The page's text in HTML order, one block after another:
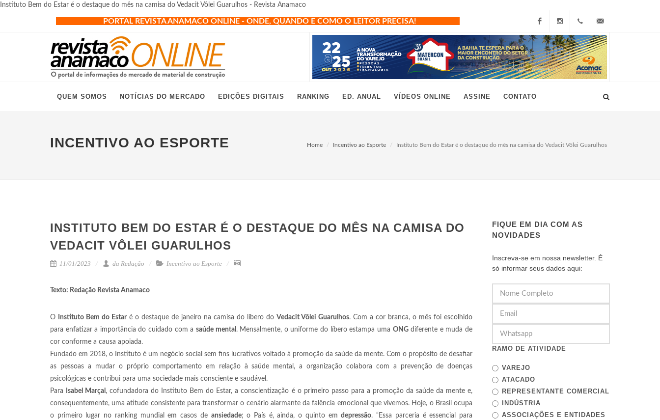
Instituto Bem do Estar é o destaque do mês na camisa do Vedacit Vôlei Guarulhos - Revista Anamaco
PORTAL REVISTA ANAMACO ONLINE - ONDE, QUANDO E COMO O LEITOR PRECISA!
FacebookInstagram
+55
(11)
grau10@grau10.com.br
QUEM SOMOS NOTÍCIAS DO MERCADO EDIÇÕES DIGITAIS RANKING ED. ANUAL VÍDEOS ONLINE ASSINE CONTATO
INCENTIVO AO ESPORTE Home Incentivo ao Esporte Instituto Bem do Estar é o destaque do mês na camisa do Vedacit Vôlei Guarulhos
INSTITUTO BEM DO ESTAR É O DESTAQUE DO MÊS NA CAMISA DO
VEDACIT VÔLEI GUARULHOS
11/01/2023 da Redação Incentivo ao Esporte
Texto: Redação Revista Anamaco
O Instituto Bem do Estar é o destaque de janeiro na camisa do líbero do Vedacit Vôlei Guarulhos. Com a cor branca, o mês foi escolhido
para enfatizar a importância do cuidado com a saúde mental . Mensalmente, o uniforme do líbero estampa uma ONGdiferente e muda de
cor conforme a causa apoiada.
Fundado em 2018, o Instituto é um negócio social sem fins lucrativos voltado à promoção da saúde da mente. Com o propósito de desafiar
as pessoas a mudar o próprio comportamento em relação à saúde mental, a organização colabora com a prevenção de doenças
psicológicas e contribui para uma sociedade mais consciente e saudável.
Para
Isabel Marçal , cofundadora do Instituto Bem do Estar, a conscientização é o primeiro passo para a promoção da saúde da mente e,
consequentemente, uma atitude consistente para transformar o cenário alarmante da falência emocional que vivemos. Hoje, o Brasil ocupa
o primeiro lugar no ranking mundial em casos de ansiedade; o País é, ainda, o quinto emdepressão. “Essa parceria é essencial para
FIQUE EM DIA COM AS
NOVIDADES
Inscreva-se em nossa newsletter. É
só informar seus dados aqui:
RAMO DE ATIVIDADE
VAREJO
ATACADO
REPRESENTANTE COMERCIAL
INDÚSTRIA
ASSOCIAÇÕES E ENTIDADES